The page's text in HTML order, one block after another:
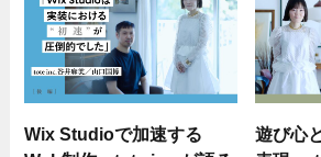
Wix Studioで加速する
遊び心